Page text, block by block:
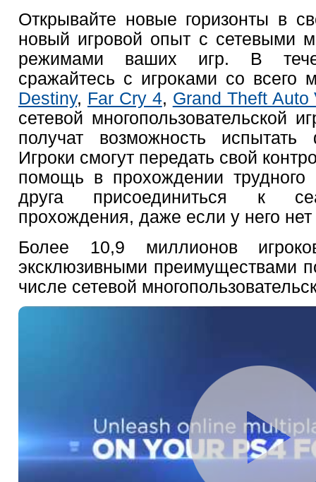
Открывайте новые горизонты в
новый игровой опыт с сетевыми
режимами ваших игр. В
сражайтесь с игроками со всего
Destiny, Far Cry 4, Grand Theft Auto
сетевой многопользовательской
получат возможность
Игроки смогут передать свой
помощь в прохождении трудного
друга присоединиться к
прохождения, даже если у него нет
Более 10,9 миллионов
эксклюзивными преимуществами
числе сетевой